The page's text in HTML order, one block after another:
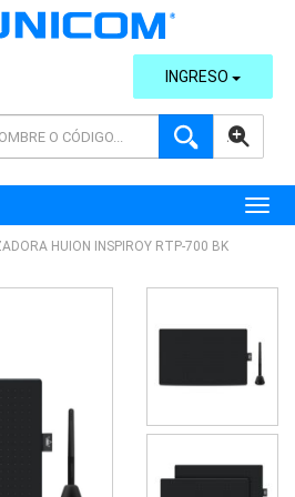
AVANZADA
INGRESO
HUION INSPIROY RTP-700 BK